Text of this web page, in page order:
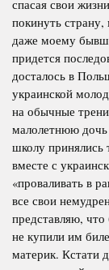
спасая свои
покинуть
даже моему
придется
досталось в
украинской
на обычные
малолетнюю дочь
школу принялись
вместе с
«проваливать в
все свои
представляю,
не купили им
материк. Кстати